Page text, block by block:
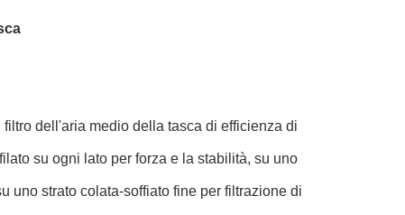
dell'aria medio della tasca di efficienza di
su ogni lato per forza e la stabilità, su uno
uno strato colata-soffiato fine per filtrazione di